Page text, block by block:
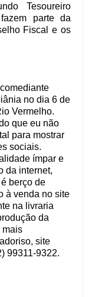
Tesoureiro
parte da
Fiscal e os
no dia 6 de
Vermelho.
que eu não
para mostrar
sociais.
ímpar e
da internet,
berço de
à venda no site
na livraria
da
mais
site
99311-9322.